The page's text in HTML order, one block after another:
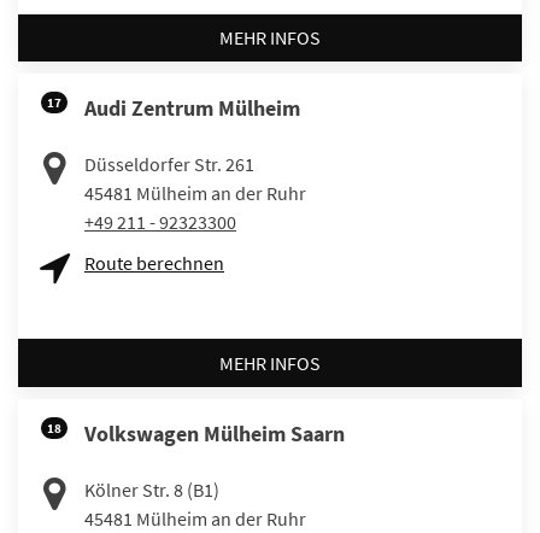
MEHR INFOS
17 Audi Zentrum Mülheim
Düsseldorfer Str. 261
45481 Mülheim an der Ruhr
+49 211 - 92323300
Route berechnen
MEHR INFOS
18 Volkswagen Mülheim Saarn
Kölner Str. 8 (B1)
45481 Mülheim an der Ruhr